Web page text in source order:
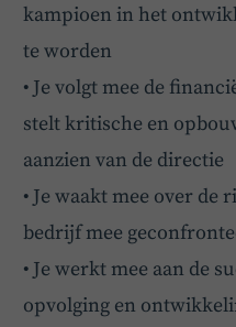
kampioen in het
te worden
• Je volgt mee de
stelt kritische en
aanzien van de directie
• Je waakt mee over de
bedrijf mee
• Je werkt mee aan de
opvolging en